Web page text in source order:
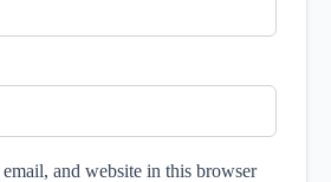
email, and website in this browser